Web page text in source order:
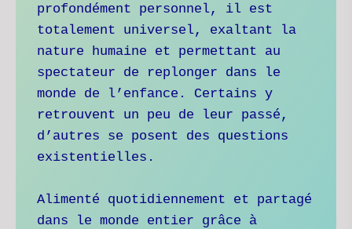
profondément personnel, il est
totalement universel, exaltant la
nature humaine et permettant au
spectateur de replonger dans le
monde de l’enfance. Certains y
retrouvent un peu de leur passé,
d’autres se posent des questions
existentielles.
Alimenté quotidiennement et partagé
dans le monde entier grâce à